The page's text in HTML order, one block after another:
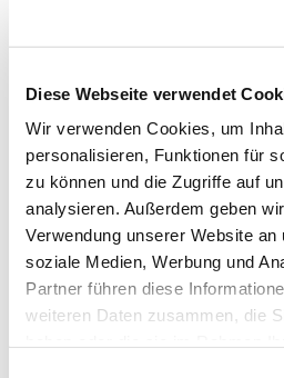
Diese Webseite verwendet
Wir verwenden Cookies, um
personalisieren, Funktionen für
zu können und die Zugriffe auf
analysieren. Außerdem geben
Verwendung unserer Website
soziale Medien, Werbung und
Partner führen diese
weiteren Daten zusammen, die